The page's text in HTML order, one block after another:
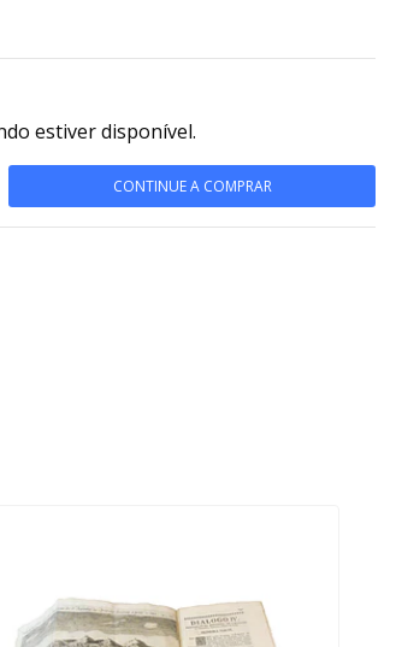
estiver disponível.
CONTINUE A COMPRAR